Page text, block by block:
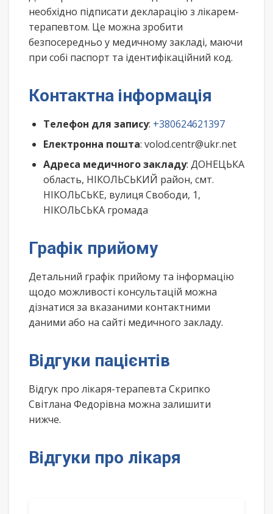
необхідно підписати декларацію з лікарем-
терапевтом. Це можна зробити
безпосередньо у медичному закладі, маючи
при собі паспорт та ідентифікаційний код.
Контактна інформація
Телефон для запису: +380624621397
Електронна пошта: volod.centr@ukr.net
Адреса медичного закладу: ДОНЕЦЬКА
область, НІКОЛЬСЬКИЙ район, смт.
НІКОЛЬСЬКЕ, вулиця Свободи, 1,
НІКОЛЬСЬКА громада
Графік прийому
Детальний графік прийому та інформацію
щодо можливості консультацій можна
дізнатися за вказаними контактними
даними або на сайті медичного закладу.
Відгуки пацієнтів
Відгук про лікаря-терапевта Скрипко
Світлана Федорівна можна залишити
нижче.
Відгуки про лікаря